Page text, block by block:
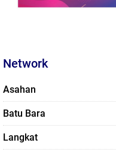
Network
Asahan
Batu Bara
Langkat